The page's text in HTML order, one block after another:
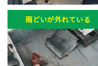
雨どいが外れている